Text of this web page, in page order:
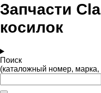
Запчасти
косилок
Поиск
(каталожный номер, марка,